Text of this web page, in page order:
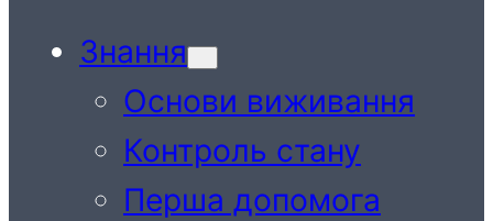
Знання
Основи виживання
Контроль стану
Перша допомога